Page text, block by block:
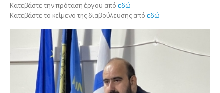
Κατεβάστε την πρόταση έργου από εδώ
Κατεβάστε το κείμενο της διαβούλευσης από εδώ